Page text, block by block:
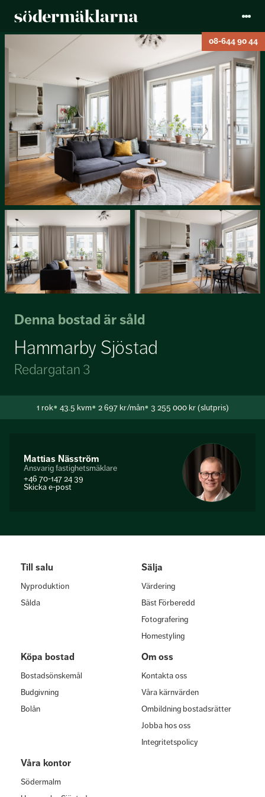
08-644 90 44
Denna bostad är såld
Redargatan 3
Hammarby Sjöstad
1 rok 43.5 kvm 2 697 kr/mån 3 255 000 kr (slutpris)
Mattias Näsström
Ansvarig fastighetsmäklare
+46 70-147 24 39
Skicka e-post
Till salu
Nyproduktion
Sålda
Sälja
Värdering
Bäst Förberedd
Fotografering
Homestyling
Köpa bostad
Bostadsönskemål
Budgivning
Bolån
Om oss
Kontakta oss
Våra kärnvärden
Ombildning bostadsrätter
Jobba hos oss
Integritetspolicy
Våra kontor
Södermalm